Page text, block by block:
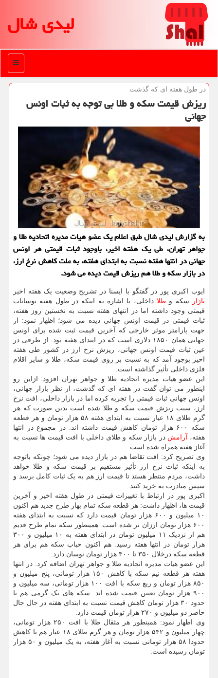
لیدی شال
منو
در طول هفته ای كه گذشت
ریزش قیمت سكه و طلا بی توجه به ثبات اونس
جهانی
به گزارش لیدی شال طبق اعلام یک عضو هیات مدیره اتحادیه طلا و
جواهر تهران، طی یک هفته اخیر، باوجود ثبات قیمتی هر اونس
جهانی در انتها هفته نسبت به ابتدای هفته، به علت کاهش نرخ ارز،
در بازار سکه و طلا هم ریزش قیمت دیده می شود.
ایوب اکبری پور در گفتگو با ایسنا در تشریح وضعیت یک هفته اخیر
بازار
سکه و طلا داخلی، با اشاره به اینکه در طول هفته نوسانات
قیمتی وجود داشته اما در انتهای هفته نسبت به نخستین روز هفته،
ثبات قیمتی در قیمت اونس جهانی دیده می شود؛ اظهار نمود: از
جهت پارامتر موثر خارجی که آخرین قیمت ثبت شده برای اونس
جهانی همان ۱۸۵۰ دلاری است که در ابتدای هفته بود. از طرفی در
عین ثبات قیمت اونس جهانی، ریزش نرخ ارز در کشور طی هفته
اخیر بوجود آمد که به نسبت بر روی قیمت سکه، طلا و سایر اقلام
فلزی داخلی تأثیر گذاشته است.
این عضو هیات مدیره اتحادیه طلا و جواهر تهران افزود: ازاین رو
اینطور می توان گفت در هفته ای که گذشت، از نظر بازار جهانی،
اونس جهانی ثبات قیمتی را تجربه کرده اما در بازار داخلی، افت نرخ
ارز، سبب ریزش قیمت سکه و طلا شده است بدین صورت که هر
گرم طلای ۱۸ عیار نسبت به ابتدای هفته ۵۸ هزار تومان و هر قطعه
سکه ۶۰۰ هزار تومان کاهش قیمت داشته اند. در مجموع در انتها
هفته،
آرامش در بازار سکه و طلای داخلی با افت قیمت ها نسبت به
آغاز هفته همراه شده است.
وی تصریح کرد: افت تقاضا هم در بازار دیده می شود؛ چونکه باتوجه
به اینکه ثبات نرخ ارز تأثیر مستقیم بر قیمت سکه و طلا خواهد
داشت، مردم منتظر هستد تا قیمت ارز هم به یک ثبات کامل برسد و
سپس مبادرت به خرید کنند.
اکبری پور در ارتباط با تغییرات قیمتی در طول هفته اخیر و آخرین
قیمت ها، اظهار داشت: هر قطعه سکه تمام بهار طرح جدید هم اکنون
۱۰ میلیون و ۶۰۰ هزار تومان قیمت دارد که نسبت به ابتدای هفته
۶۰۰ هزار تومان ارزان تر شده است. همینطور سکه تمام طرح قدیم
هم از نزدیک ۱۱ میلیون تومان در ابتدای هفته به ۱۰ میلیون و ۳۰۰
هزار تومان در انتها هفته رسید. هم اکنون حباب سکه هم برای هر
قطعه سکه درخلال ۳۵۰ تا ۴۰۰ هزار تومان نوسان دارد.
این عضو هیات مدیره اتحادیه طلا و جواهر تهران اضافه کرد: در انتها
هفته هر قطعه نیم سکه با کاهش ۱۵۰ هزار تومانی، پنج میلیون و
۸۵۰ هزار تومان و ربع سکه با افت ۱۰۰ هزار تومانی، سه میلیون و
۹۰۰ هزار تومان تعیین قیمت شده اند. سکه های یک گرمی هم با
حدود ۳۰ هزار تومان کاهش قیمت نسبت به ابتدای هفته در حال حال
حاضر دو میلیون و ۲۷۰ هزار تومان قیمت دارد.
وی اظهار نمود: همینطور هر مثقال طلا با افت ۲۵۰ هزار تومانی،
چهار میلیون و ۵۴۲ هزار تومان و هر گرم طلای ۱۸ عیار هم با کاهش
حدودا ۵۸ هزار تومانی نسبت به آغاز هفته، به یک میلیون و ۵۰ هزار
تومان رسیده است.